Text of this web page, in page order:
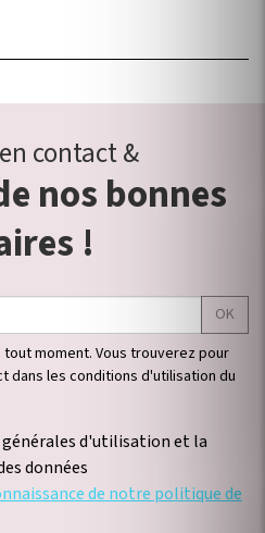
contact &
nos bonnes
!
OK
moment. Vous trouverez pour
dans les conditions d'utilisation du
d'utilisation et la
données
de notre politique de